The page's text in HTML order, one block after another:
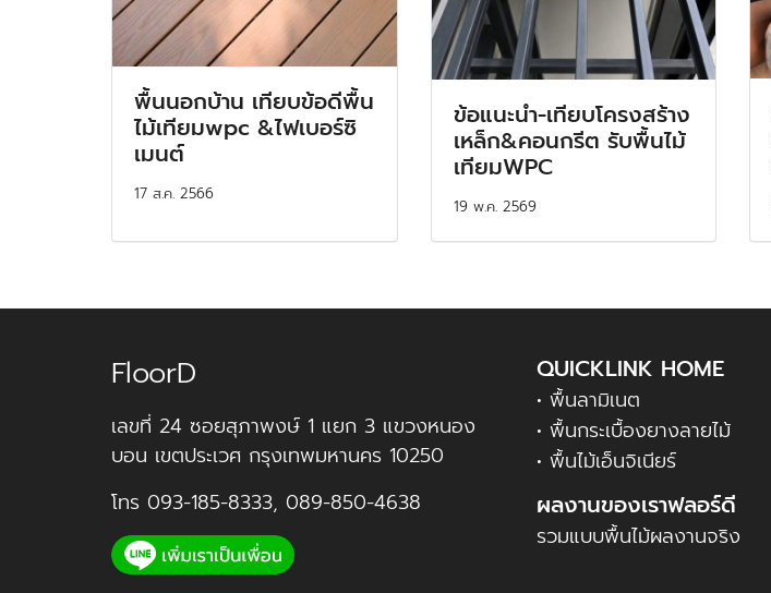
พื้นนอกบ้าน เทียบข้อดีพื้น
ไม้เทียมwpc &ไฟเบอร์ซิ
เมนต์
17 ส.ค. 2566
ข้อแนะนำ-เทียบโครงสร้าง
เหล็ก&คอนกรีต รับพื้นไม้
เทียมWPC
19 พ.ค. 2569
FloorD
เลขที่ 24 ซอยสุภาพงษ์ 1 แยก 3 แขวงหนอง
บอน เขตประเวศ กรุงเทพมหานคร 10250
โทร 093-185-8333, 089-850-4638
QUICKLINK HOME
• พื้นลามิเนต
• พื้นกระเบื้องยางลายไม้
• พื้นไม้เอ็นจิเนียร์
ผลงานของเราฟลอร์ดี
รวมแบบพื้นไม้ผลงานจริง